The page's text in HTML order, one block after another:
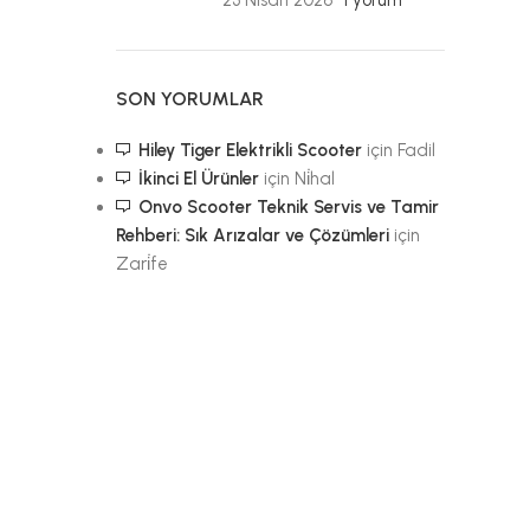
SON YORUMLAR
Hiley Tiger Elektrikli Scooter için Fadil
İkinci El Ürünler için Ni̇hal
Onvo Scooter Teknik Servis ve Tamir
Rehberi: Sık Arızalar ve Çözümleri için
Zari̇fe